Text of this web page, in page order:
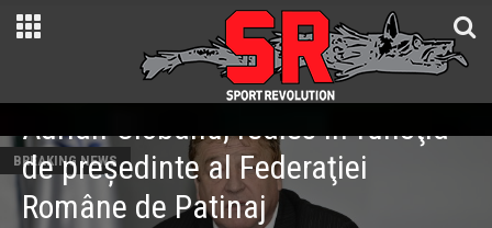
BREAKING NEWS
Adrian Ciobanu, reales în funcţia
de preşedinte al Federaţiei
Române de Patinaj